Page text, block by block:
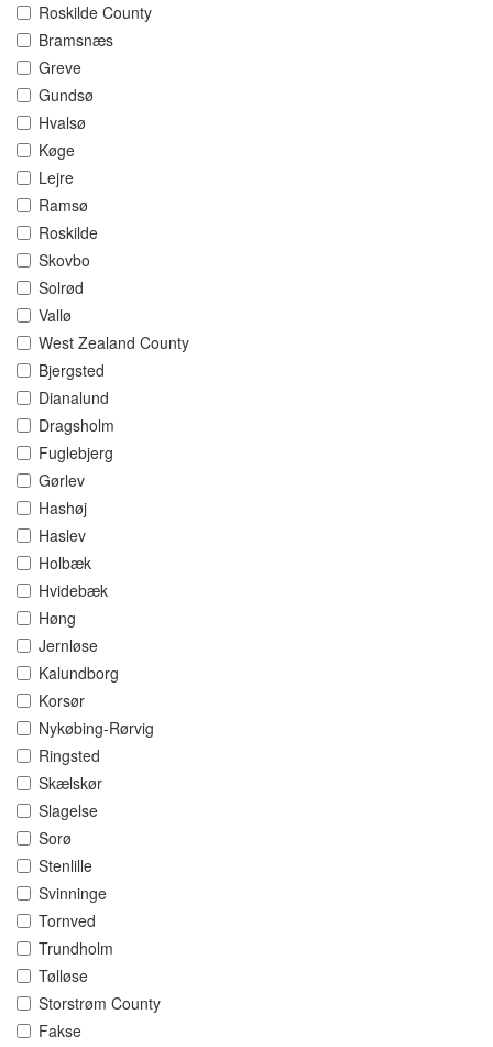
Roskilde County
Bramsnæs
Greve
Gundsø
Hvalsø
Køge
Lejre
Ramsø
Roskilde
Skovbo
Solrød
Vallø
West Zealand County
Bjergsted
Dianalund
Dragsholm
Fuglebjerg
Gørlev
Hashøj
Haslev
Holbæk
Hvidebæk
Høng
Jernløse
Kalundborg
Korsør
Nykøbing-Rørvig
Ringsted
Skælskør
Slagelse
Sorø
Stenlille
Svinninge
Tornved
Trundholm
Tølløse
Storstrøm County
Fakse